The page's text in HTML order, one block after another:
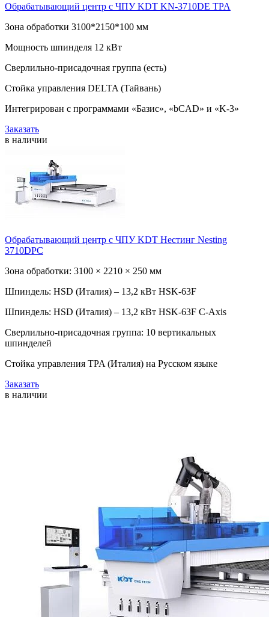
Обрабатывающий центр с ЧПУ KDT KN-3710DE TPA
Зона обработки 3100*2150*100 мм
Мощность шпинделя 12 кВт
Сверлильно-присадочная группа (есть)
Стойка управления DELTA (Тайвань)
Интегрирован с программами «Базис», «bCAD» и «K-3»
Заказать
в наличии
Обрабатывающий центр с ЧПУ KDT Нестинг Nesting
3710DPC
Зона обработки: 3100 × 2210 × 250 мм
Шпиндель: HSD (Италия) – 13,2 кВт HSK-63F
Шпиндель: HSD (Италия) – 13,2 кВт HSK-63F C-Axis
Сверлильно-присадочная группа: 10 вертикальных
шпинделей
Стойка управления TPA (Италия) на Русском языке
Заказать
в наличии